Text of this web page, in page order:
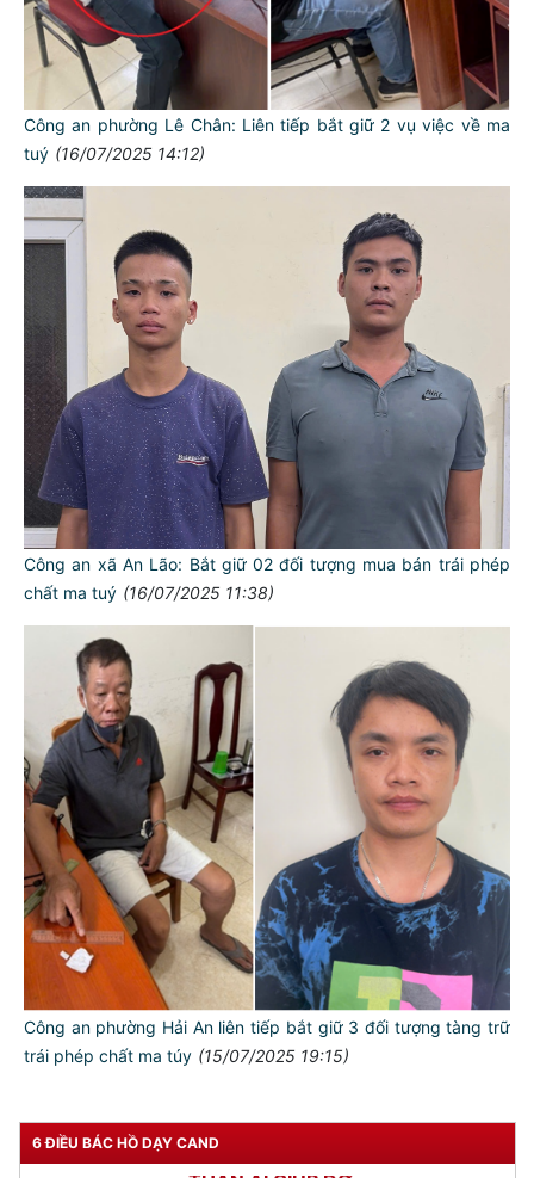
Công an phường Lê Chân: Liên tiếp bắt giữ 2 vụ việc về ma
tuý (16/07/2025 14:12)
Công an xã An Lão: Bắt giữ 02 đối tượng mua bán trái phép
chất ma tuý (16/07/2025 11:38)
Công an phường Hải An liên tiếp bắt giữ 3 đối tượng tàng trữ
trái phép chất ma túy (15/07/2025 19:15)
6 ĐIỀU BÁC HỒ DẠY CAND
TƯ CÁCH
NGƯỜI CÔNG AN CÁCH MỆNH LÀ:
Đối với tự mình, phải
CẦN, KIỆM, LIÊM, CHÍNH
Đối với đồng sự, phải
Đối với chính phủ, phải
TUYỆT ĐỐI TRUNG THÀNH